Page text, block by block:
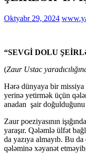
Oktyabr 29, 2024
“SEVGİ DOLU
(Zaur Ustac
Hərə dünyaya bir missiya
yerinə yetirmək üçün
anadan şair
Zaur poeziyasının
yaraşır. Qələmlə ülfət
da yazıya almayıb. Bu
qələminə xəyanət